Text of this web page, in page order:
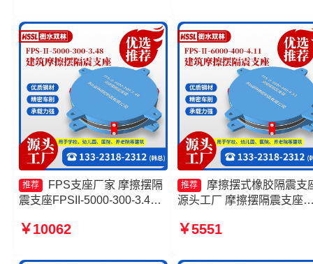
座FPS-Ⅱ-8000-200厂家
推荐
FPS支座厂家 摩擦摆隔
震支座FPSII-5000-300-3.48
座生产厂家 摩擦摆式橡胶隔震
￥10062
推荐
摩擦摆式橡胶隔震支
源头工厂 摩擦摆隔震支座
家 建筑减隔震摩擦摆支座
￥5551